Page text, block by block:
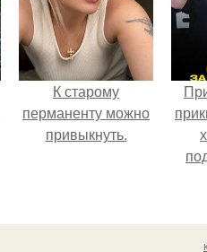
К старому
перманенту можно
привыкнуть.